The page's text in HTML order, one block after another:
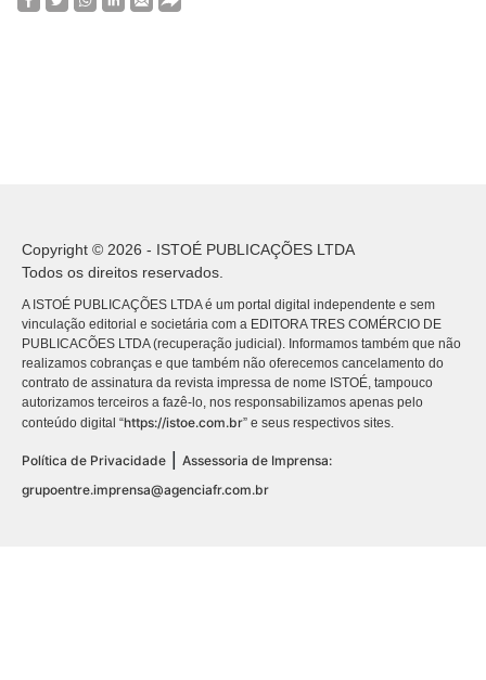
Copyright © 2026 - ISTOÉ PUBLICAÇÕES LTDA
Todos os direitos reservados.
A ISTOÉ PUBLICAÇÕES LTDA é um portal digital independente e sem
vinculação editorial e societária com a EDITORA TRES COMÉRCIO DE
PUBLICACÕES LTDA (recuperação judicial). Informamos também que não
realizamos cobranças e que também não oferecemos cancelamento do
contrato de assinatura da revista impressa de nome ISTOÉ, tampouco
autorizamos terceiros a fazê-lo, nos responsabilizamos apenas pelo
conteúdo digital “https://istoe.com.br” e seus respectivos sites.
Política de Privacidade
Assessoria de Imprensa:
grupoentre.imprensa@agenciafr.com.br